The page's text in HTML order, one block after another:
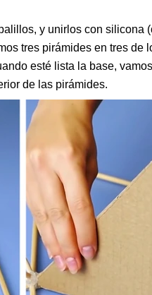
y unirlos con silicona
tres pirámides en tres de
esté lista la base,
de las pirámides.